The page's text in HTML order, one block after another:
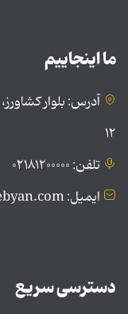
ما اینجاییم
آدرس: بلوار
۱۲
تلفن: ۰۲۱۸۱۲۰۰۰۰۰
ایمیل: public@tebyan.com
دسترسی سریع